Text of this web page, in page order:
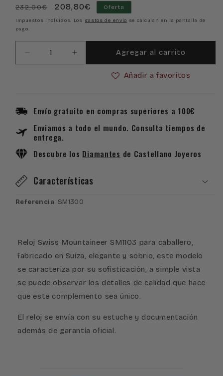
Precio
habitual
232,00€
Precio
de
208,80€ Oferta
Impuestos incluidos. Los gastos de envío se calculan en la pantalla de
pago.
Reducir
cantidad
Mountaineer
Aumentar
cantidad
Mountaineer
Agregar al carrito
Añadir a favoritos
Envío gratuito en compras superiores a 100€
Enviamos a todo el mundo. Consulta tiempos de
entrega.
Descubre los Diamantes de Castellano Joyeros
Características
Referencia: SM1300
Reloj Swiss Mountaineer SM1103 para caballero,
fabricado en Suiza, elegante y sobrio, este modelo
se caracteriza por su sofisticación, a simple vista
se puede observar los detalles de calidad que hace
que este complemento sea único.
El reloj se envía con su estuche y documentación
además de garantía oficial.